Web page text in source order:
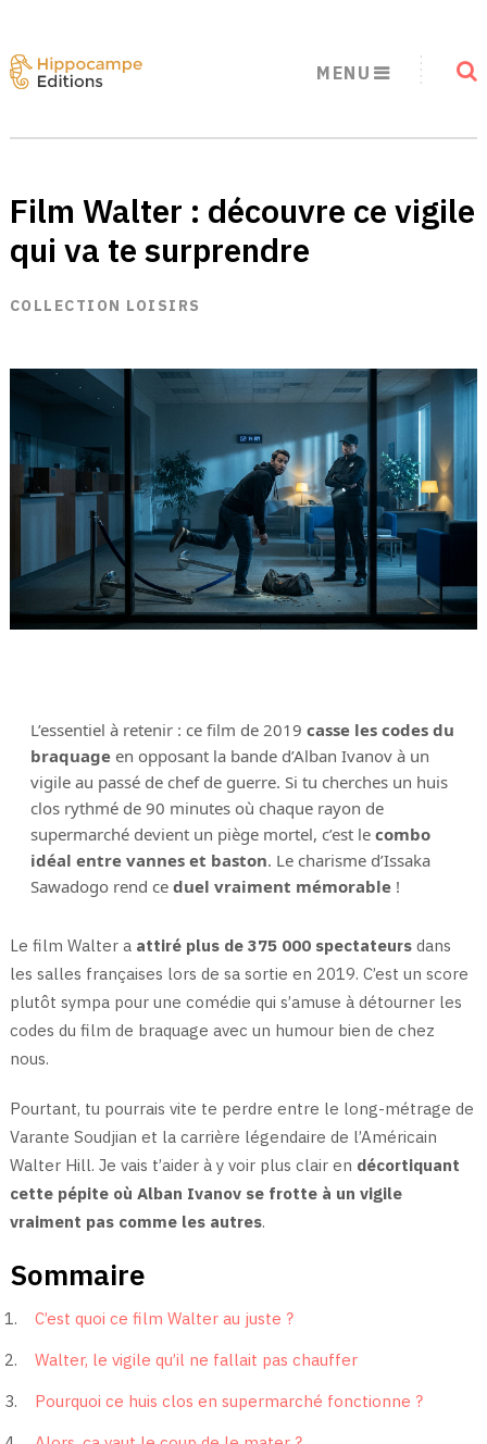
MENU
Film Walter : découvre ce vigile
qui va te surprendre
COLLECTION LOISIRS
L’essentiel à retenir : ce film de 2019 casse les codes du
braquageen opposant la bande d’Alban Ivanov à un
vigile au passé de chef de guerre. Si tu cherches un huis
clos rythmé de 90 minutes où chaque rayon de
supermarché devient un piège mortel, c’est le combo
idéal entre vannes et baston. Le charisme d’Issaka
Sawadogo rend ce duel vraiment mémorable!
Le film Walter a attiré plus de 375 000 spectateursdans
les salles françaises lors de sa sortie en 2019. C’est un score
plutôt sympa pour une comédie qui s’amuse à détourner les
codes du film de braquage avec un humour bien de chez
nous.
Pourtant, tu pourrais vite te perdre entre le long-métrage de
Varante Soudjian et la carrière légendaire de l’Américain
Walter Hill. Je vais t’aider à y voir plus clair en décortiquant
cette pépite où Alban Ivanov se frotte à un vigile
vraiment pas comme les autres.
Sommaire
C’est quoi ce film Walter au juste ?
Walter, le vigile qu’il ne fallait pas chauffer
Pourquoi ce huis clos en supermarché fonctionne ?